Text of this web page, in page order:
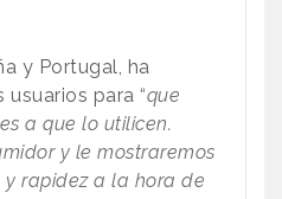
y Portugal, ha
usuarios para “que
a que lo utilicen.
y le mostraremos
rapidez a la hora de